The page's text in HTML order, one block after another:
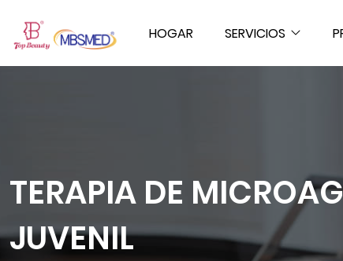
HOGAR SERVICIOS
TERAPIA DE
JUVENIL